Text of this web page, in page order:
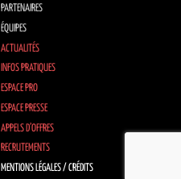
PARTENAIRES
ÉQUIPES
ACTUALITÉS
INFOS PRATIQUES
ESPACE PRO
ESPACE PRESSE
APPELS D’OFFRES
RECRUTEMENTS
MENTIONS LÉGALES / CRÉDITS